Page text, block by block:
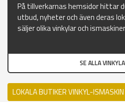
På tillverkarnas hemsidor hittar
utbud, nyheter och även deras
säljer olika vinkylar och
SE ALLA
LOKALA BUTIKER VINKYL-